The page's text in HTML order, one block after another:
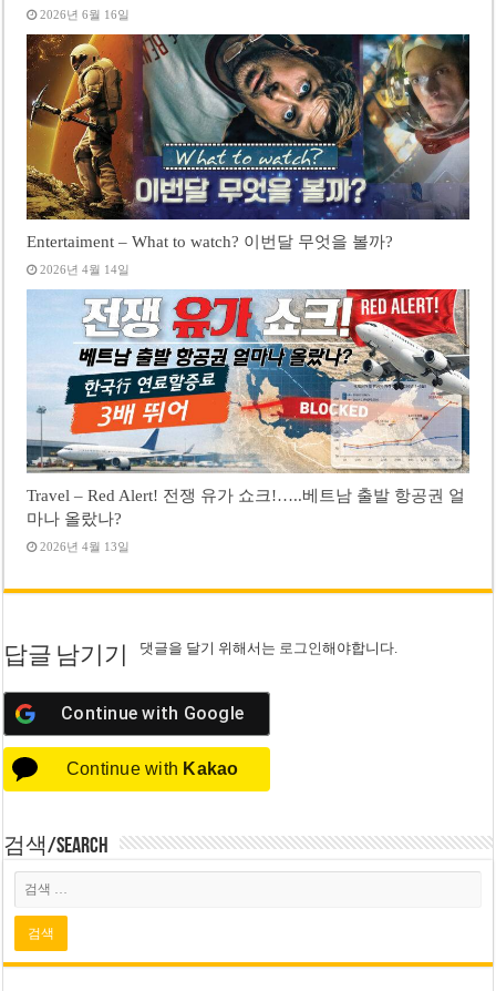
2026년 6월 16일
Entertaiment – What to watch? 이번달 무엇을 볼까?
2026년 4월 14일
Travel – Red Alert! 전쟁 유가 쇼크!…..베트남 출발 항공권 얼
마나 올랐나?
2026년 4월 13일
답글 남기기 댓글을 달기 위해서는 로그인해야합니다.
Continue with Google
Continue with Kakao
검색/Search